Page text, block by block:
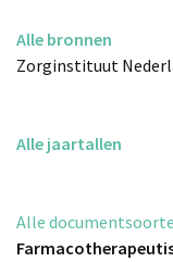
Alle bronnen
Zorginstituut
Alle jaartallen
Alle